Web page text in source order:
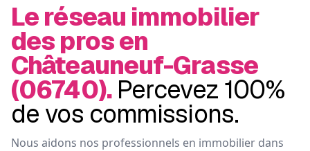
Le réseau immobilier
des pros en
Châteauneuf-Grasse
(06740). Percevez 100%
de vos commissions.
Nous aidons nos professionnels en immobilier dans